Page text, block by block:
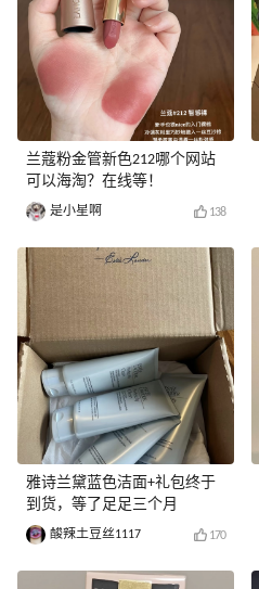
兰蔻粉金管新色212哪个网站
可以海淘？在线等！
是小星啊 138
雅诗兰黛蓝色洁面+礼包终于
到货，等了足足三个月
酸辣土豆丝1117 170